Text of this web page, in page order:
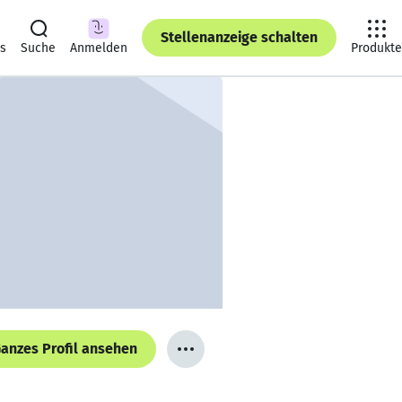
Suche Anmelden
Stellenanzeige schalten
Produkte
Profil ansehen